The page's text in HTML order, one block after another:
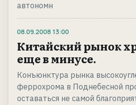
автономн
08.09.2008 13:00
Китайский рынок
еще в минусе.
Конъюнктура рынка
феррохрома в Поднебесной
оставаться не самой